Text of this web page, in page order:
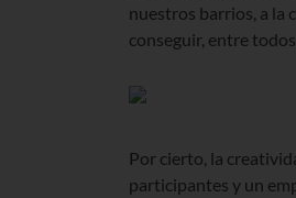
nuestros barrios, a la
conseguir, entre
Por cierto, la
participantes y un